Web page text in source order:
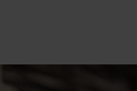
10°